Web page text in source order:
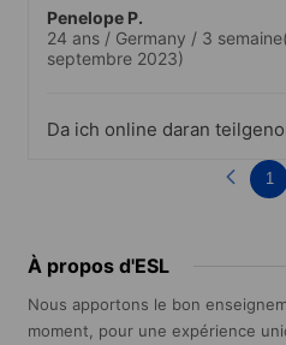
Penelope P.
24 ans / Germany / 3
septembre 2023)
Da ich online daran
1
À propos d'ESL
Nous apportons le bon
moment, pour une expérience